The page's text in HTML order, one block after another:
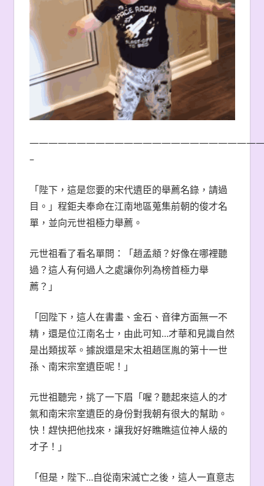
–
「陛下，這是您要的宋代遺臣的舉薦名錄，請過
目。」程鉅夫奉命在江南地區蒐集前朝的俊才名
單，並向元世祖極力舉薦。
元世祖看了看名單問：「趙孟頫？好像在哪裡聽
過？這人有何過人之處讓你列為榜首極力舉
薦？」
「回陛下，這人在書畫、金石、音律方面無一不
精，還是位江南名士，由此可知…才華和見識自然
是出類拔萃。據說還是宋太祖趙匡胤的第十一世
孫、南宋宗室遺臣呢！」
元世祖聽完，挑了一下眉「喔？聽起來這人的才
氣和南宋宗室遺臣的身份對我朝有很大的幫助。
快！趕快把他找來，讓我好好瞧瞧這位神人級的
才子！」
「但是，陛下…自從南宋滅亡之後，這人一直意志